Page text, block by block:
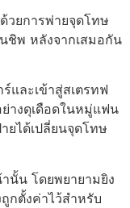
วยการพ่ายจุดโทษ
ชิพ หลังจากเสมอกัน
และเข้าสู่สเตรทฟ
างดุเดือดในหมู่แฟน
ยได้เปลี่ยนจุดโทษ
นั้น โดยพยายามยิง
กตั้งค่าไว้สำหรับ